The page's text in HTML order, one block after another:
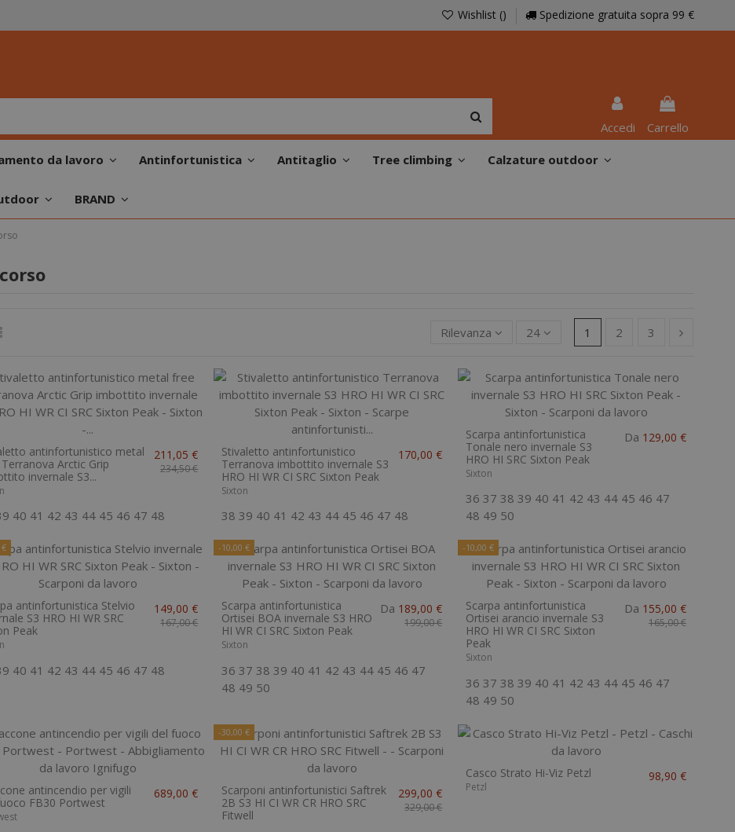
Wishlist () Spedizione gratuita sopra 99 €
Accedi Carrello
da lavoro Antinfortunistica Antitaglio Tree climbing Calzature outdoor
BRAND
Rilevanza 24 1 2 3
antinfortunistico metal
Arctic Grip
invernale S3...
211,05 €
234,50 €
40 41 42 43 44 45 46 47 48
Stivaletto antinfortunistico
Terranova imbottito invernale S3
HRO HI WR CI SRC Sixton Peak
Sixton
170,00 €
38 39 40 41 42 43 44 45 46 47 48
Scarpa antinfortunistica
Tonale nero invernale S3
HRO HI SRC Sixton Peak
Sixton
Da 129,00 €
36 37 38 39 40 41 42 43 44 45 46 47
48 49 50
antinfortunistica Stelvio
S3 HRO HI WR SRC
Peak
149,00 €
167,00 €
40 41 42 43 44 45 46 47 48
-10,00 €
Scarpa antinfortunistica
Ortisei BOA invernale S3 HRO
HI WR CI SRC Sixton Peak
Sixton
Da 189,00 €
199,00 €
36 37 38 39 40 41 42 43 44 45 46 47
48 49 50
-10,00 €
Scarpa antinfortunistica
Ortisei arancio invernale S3
HRO HI WR CI SRC Sixton
Peak
Sixton
Da 155,00 €
165,00 €
36 37 38 39 40 41 42 43 44 45 46 47
48 49 50
antincendio per vigili
FB30 Portwest
689,00 €
-30,00 €
Scarponi antinfortunistici Saftrek
2B S3 HI CI WR CR HRO SRC
Fitwell
299,00 €
329,00 €
Casco Strato Hi-Viz Petzl
Petzl
98,90 €